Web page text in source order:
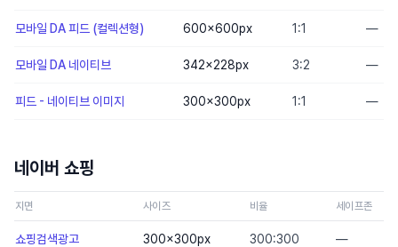
모바일 DA 피드 (컬렉션형) 600×600px 1:1 —
모바일 DA 네이티브 342×228px 3:2 —
피드 - 네이티브 이미지 300×300px 1:1 —
네이버 쇼핑
지면 사이즈 비율 세이프존
쇼핑검색광고 300×300px 300:300 —